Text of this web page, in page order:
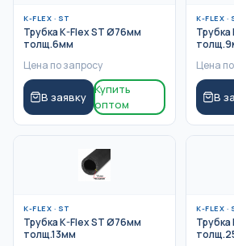
K-FLEX · ST
Трубка K-Flex ST Ø76мм
толщ.6мм
Цена по запросу
В заявку
Купить
оптом
K-FLEX ·
Цена
В
K-FLEX · ST
Трубка K-Flex ST Ø76мм
толщ.13мм
K-FLEX ·